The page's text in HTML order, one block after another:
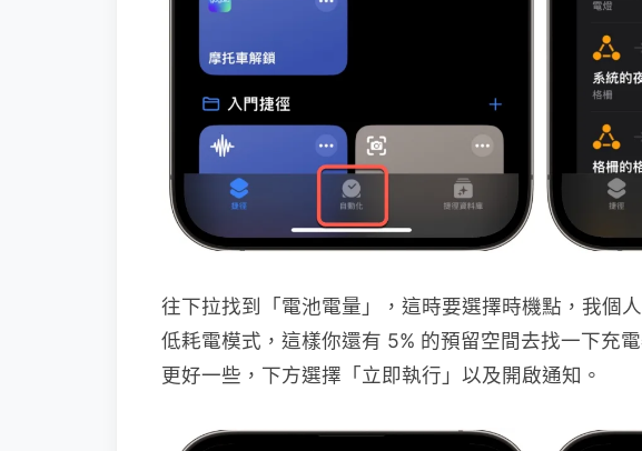
往下拉找到「電池電量」，這時要選擇時機點，我個
低耗電模式，這樣你還有 5% 的預留空間去找一下充
更好一些，下方選擇「立即執行」以及開啟通知。